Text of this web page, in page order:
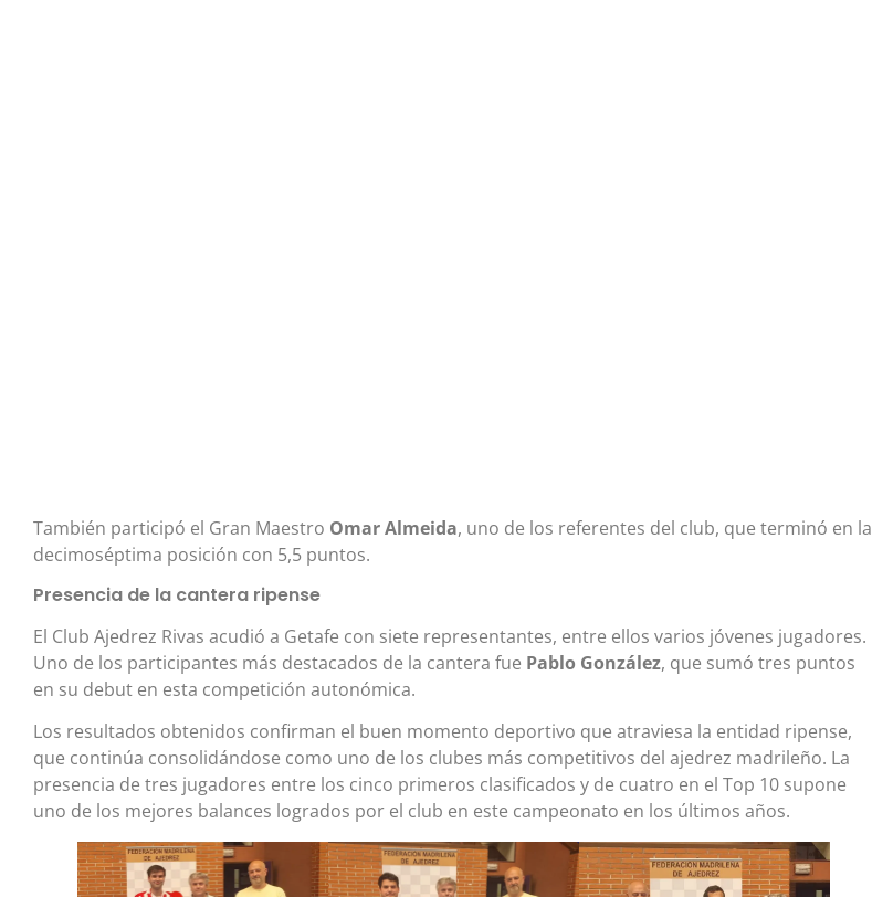
También participó el Gran Maestro Omar Almeida, uno de los referentes del club, que terminó en la
decimoséptima posición con 5,5 puntos.
Presencia de la cantera ripense
El Club Ajedrez Rivas acudió a Getafe con siete representantes, entre ellos varios jóvenes jugadores.
Uno de los participantes más destacados de la cantera fue Pablo González, que sumó tres puntos
en su debut en esta competición autonómica.
Los resultados obtenidos confirman el buen momento deportivo que atraviesa la entidad ripense,
que continúa consolidándose como uno de los clubes más competitivos del ajedrez madrileño. La
presencia de tres jugadores entre los cinco primeros clasificados y de cuatro en el Top 10 supone
uno de los mejores balances logrados por el club en este campeonato en los últimos años.